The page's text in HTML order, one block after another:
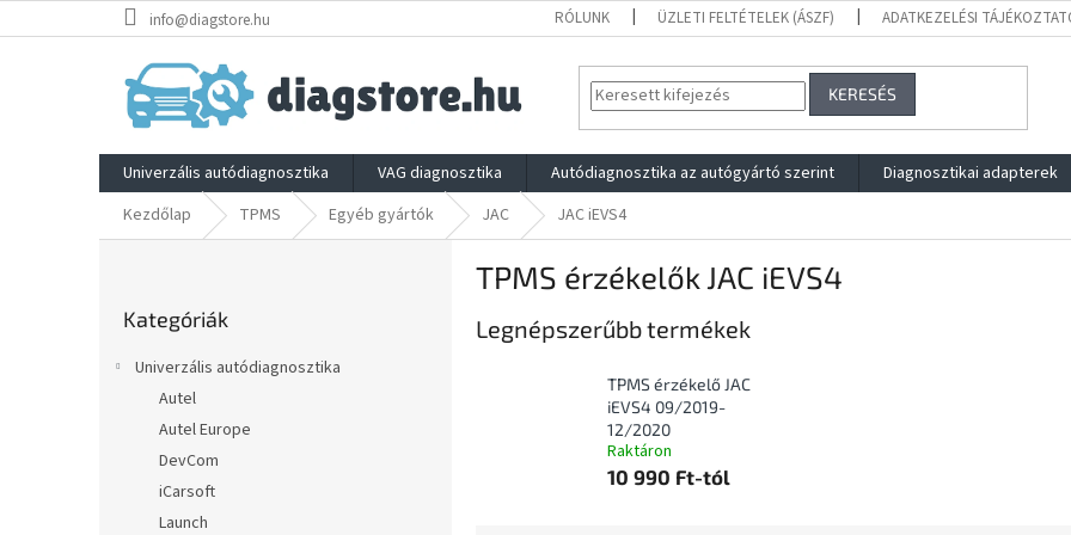
a
info@diagstore.hu RÓLUNK ÜZLETI FELTÉTELEK (ÁSZF) ADATKEZELÉSI
KERESÉS
Univerzális autódiagnosztika VAG diagnosztika Autódiagnosztika az autógyártó szerint Diagnosztikai adapterek
Kezdőlap
TPMS Egyéb gyártók JAC JAC iEVS4
átugrása
Kategóriák
Univerzális autódiagnosztika
Autel
Autel Europe
DevCom
iCarsoft
Launch
TPMS érzékelők JAC iEVS4
Legnépszerűbb termékek
TPMS érzékelő JAC
iEVS4 09/2019-
12/2020
Raktáron
10 990 Ft-tól